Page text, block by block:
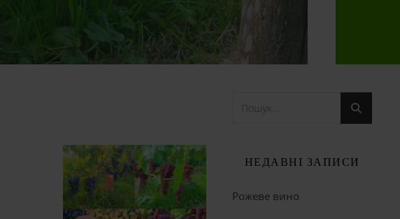
НЕДАВНІ ЗАПИСИ
Рожеве вино